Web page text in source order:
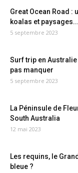
Great Ocean Road :
koalas et paysages...
5 septembre 2023
Surf trip en
pas manquer
5 septembre 2023
La Péninsule de
South Australia
12 mai 2023
Les requins, le
bleue ?